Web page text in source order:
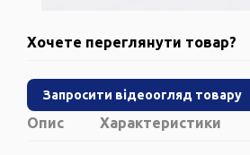
Хочете переглянути товар?
Запросити відеоогляд товару
Опис Характеристики